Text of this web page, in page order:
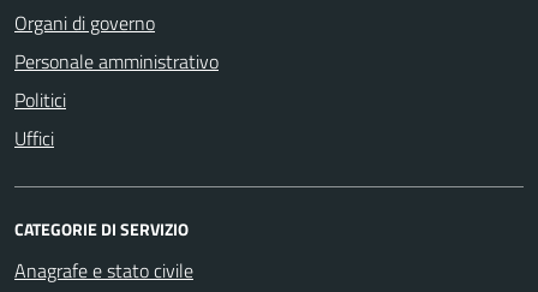
Organi di governo
Personale amministrativo
Politici
Uffici
CATEGORIE DI SERVIZIO
Anagrafe e stato civile